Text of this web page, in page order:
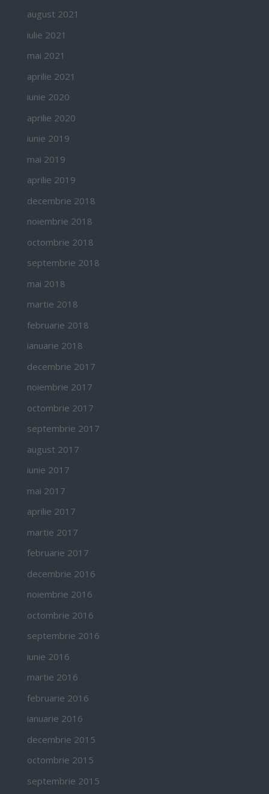
august 2021
iulie 2021
mai 2021
aprilie 2021
iunie 2020
aprilie 2020
iunie 2019
mai 2019
aprilie 2019
decembrie 2018
noiembrie 2018
octombrie 2018
septembrie 2018
mai 2018
martie 2018
februarie 2018
ianuarie 2018
decembrie 2017
noiembrie 2017
octombrie 2017
septembrie 2017
august 2017
iunie 2017
mai 2017
aprilie 2017
martie 2017
februarie 2017
decembrie 2016
noiembrie 2016
octombrie 2016
septembrie 2016
iunie 2016
martie 2016
februarie 2016
ianuarie 2016
decembrie 2015
octombrie 2015
septembrie 2015